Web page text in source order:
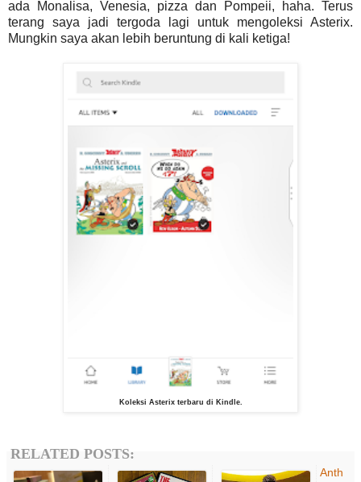
ada Monalisa, Venesia, pizza dan Pompeii, haha. Terus
terang saya jadi tergoda lagi untuk mengoleksi Asterix.
Mungkin saya akan lebih beruntung di kali ketiga!
Koleksi Asterix terbaru di Kindle.
RELATED POSTS:
Anth